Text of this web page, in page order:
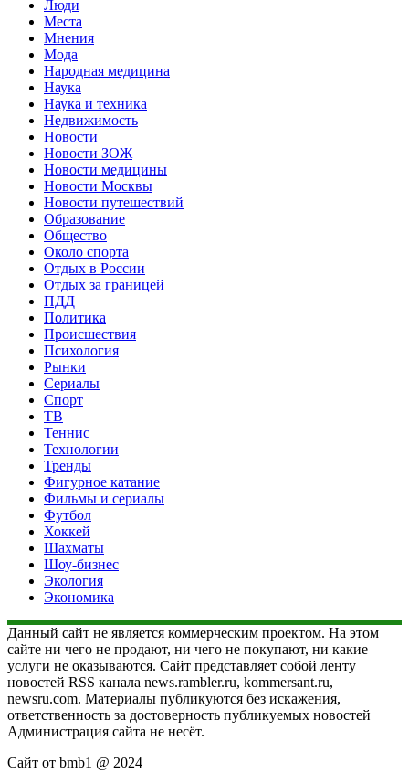
Люди
Места
Мнения
Мода
Народная медицина
Наука
Наука и техника
Недвижимость
Новости
Новости ЗОЖ
Новости медицины
Новости Москвы
Новости путешествий
Образование
Общество
Около спорта
Отдых в России
Отдых за границей
ПДД
Политика
Происшествия
Психология
Рынки
Сериалы
Спорт
ТВ
Теннис
Технологии
Тренды
Фигурное катание
Фильмы и сериалы
Футбол
Хоккей
Шахматы
Шоу-бизнес
Экология
Экономика
Данный сайт не является коммерческим проектом. На этом
сайте ни чего не продают, ни чего не покупают, ни какие
услуги не оказываются. Сайт представляет собой ленту
новостей RSS канала news.rambler.ru, kommersant.ru,
newsru.com. Материалы публикуются без искажения,
ответственность за достоверность публикуемых новостей
Администрация сайта не несёт.
Сайт от bmb1 @ 2024